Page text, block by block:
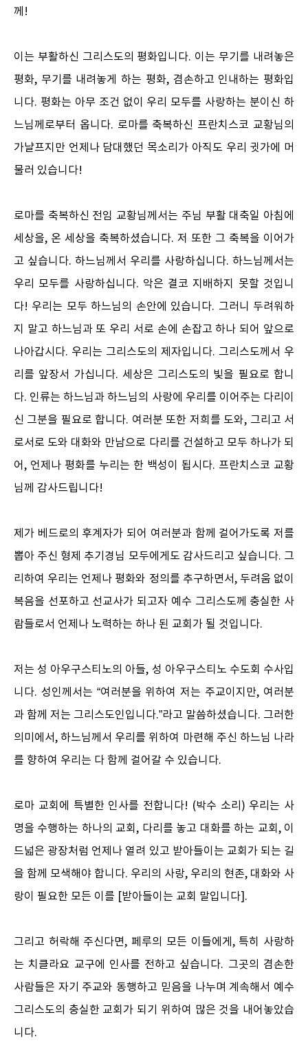
께!
이는 부활하신 그리스도의 평화입니다. 이는 무기를 내려놓은
평화, 무기를 내려놓게 하는 평화, 겸손하고 인내하는 평화입
니다. 평화는 아무 조건 없이 우리 모두를 사랑하는 분이신 하
느님께로부터 옵니다. 로마를 축복하신 프란치스코 교황님의
가냘프지만 언제나 담대했던 목소리가 아직도 우리 귓가에 머
물러 있습니다!
로마를 축복하신 전임 교황님께서는 주님 부활 대축일 아침에
세상을, 온 세상을 축복하셨습니다. 저 또한 그 축복을 이어가
고 싶습니다. 하느님께서 우리를 사랑하십니다. 하느님께서는
우리 모두를 사랑하십니다. 악은 결코 지배하지 못할 것입니
다! 우리는 모두 하느님의 손안에 있습니다. 그러니 두려워하
지 말고 하느님과 또 우리 서로 손에 손잡고 하나 되어 앞으로
나아갑시다. 우리는 그리스도의 제자입니다. 그리스도께서 우
리를 앞장서 가십니다. 세상은 그리스도의 빛을 필요로 합니
다. 인류는 하느님과 하느님의 사랑에 우리를 이어주는 다리이
신 그분을 필요로 합니다. 여러분 또한 저희를 도와, 그리고 서
로서로 도와 대화와 만남으로 다리를 건설하고 모두 하나가 되
어, 언제나 평화를 누리는 한 백성이 됩시다. 프란치스코 교황
님께 감사드립니다!
제가 베드로의 후계자가 되어 여러분과 함께 걸어가도록 저를
뽑아 주신 형제 추기경님 모두에게도 감사드리고 싶습니다. 그
리하여 우리는 언제나 평화와 정의를 추구하면서, 두려움 없이
복음을 선포하고 선교사가 되고자 예수 그리스도께 충실한 사
람들로서 언제나 노력하는 하나 된 교회가 될 것입니다.
저는 성 아우구스티노의 아들, 성 아우구스티노 수도회 수사입
니다. 성인께서는 “여러분을 위하여 저는 주교이지만, 여러분
과 함께 저는 그리스도인입니다.”라고 말씀하셨습니다. 그러한
의미에서, 하느님께서 우리를 위하여 마련해 주신 하느님 나라
를 향하여 우리는 다 함께 걸어갈 수 있습니다.
로마 교회에 특별한 인사를 전합니다! (박수 소리) 우리는 사
명을 수행하는 하나의 교회, 다리를 놓고 대화를 하는 교회, 이
드넓은 광장처럼 언제나 열려 있고 받아들이는 교회가 되는 길
을 함께 모색해야 합니다. 우리의 사랑, 우리의 현존, 대화와 사
랑이 필요한 모든 이를 [받아들이는 교회 말입니다].
그리고 허락해 주신다면, 페루의 모든 이들에게, 특히 사랑하
는 치클라요 교구에 인사를 전하고 싶습니다. 그곳의 겸손한
사람들은 자기 주교와 동행하고 믿음을 나누며 계속해서 예수
그리스도의 충실한 교회가 되기 위하여 많은 것을 내어놓았습
니다.